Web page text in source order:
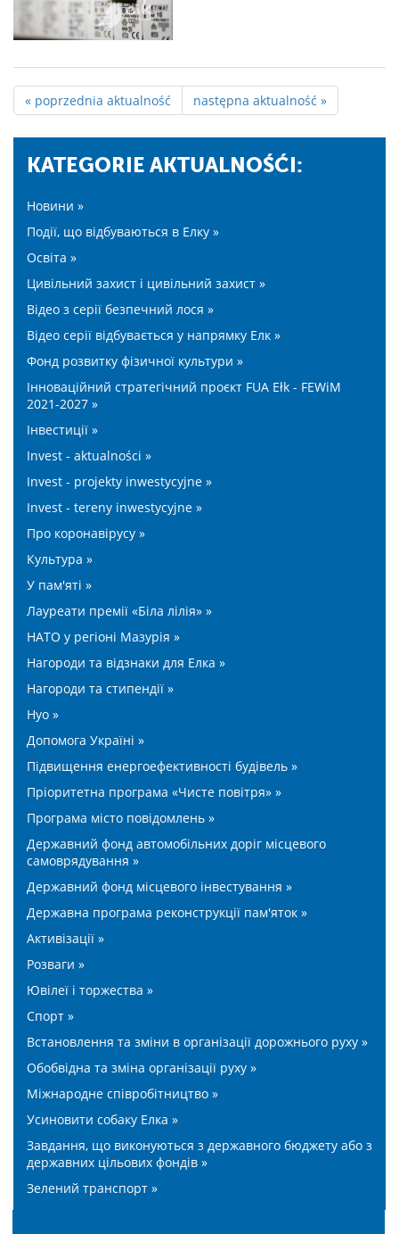
« poprzednia aktualność następna aktualność »
KATEGORIE AKTUALNOŚĆI:
Новини »
Події, що відбуваються в Елку »
Освіта »
Цивільний захист і цивільний захист »
Відео з серії безпечний лося »
Відео серії відбувається у напрямку Елк »
Фонд розвитку фізичної культури »
Інноваційний стратегічний проєкт FUA Ełk - FEWiM
2021-2027 »
Інвестиції »
Invest - aktualności »
Invest - projekty inwestycyjne »
Invest - tereny inwestycyjne »
Про коронавірусу »
Культура »
У пам'яті »
Лауреати премії «Біла лілія» »
НАТО у регіоні Мазурія »
Нагороди та відзнаки для Елка »
Нагороди та стипендії »
Нуо »
Допомога Україні »
Підвищення енергоефективності будівель »
Пріоритетна програма «Чисте повітря» »
Програма місто повідомлень »
Державний фонд автомобільних доріг місцевого
самоврядування »
Державний фонд місцевого інвестування »
Державна програма реконструкції пам'яток »
Активізації »
Розваги »
Ювілеї і торжества »
Спорт »
Встановлення та зміни в організації дорожнього руху »
Обобвідна та зміна організації руху »
Міжнародне співробітництво »
Усиновити собаку Елка »
Завдання, що виконуються з державного бюджету або з
державних цільових фондів »
Зелений транспорт »